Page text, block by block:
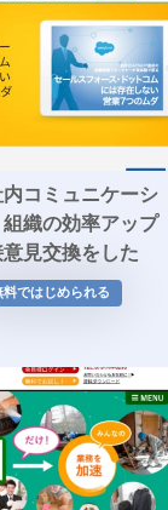
コミュニケーシ
織の効率アップ
見交換をした
施することも可
方改革を。
料ではじめられる